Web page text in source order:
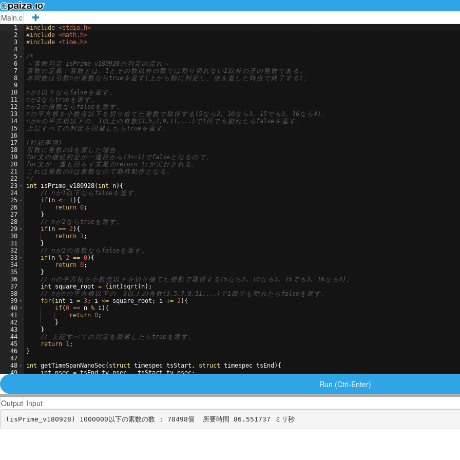
Main.c
1
2
3
4
5
6
7
8
9
10
11
12
13
14
15
16
17
18
19
20
21
22
23
24
25
26
27
28
29
30
31
32
33
34
35
36
37
38
39
40
41
42
43
44
45
46
47
48
49
#include <stdio.h>
#include <math.h>
#include <time.h>
/*
～ 素 数 判 定 isPrime_v180928の 判 定 の 流 れ ～
素 数 の 定義 ： 素 数 と は 、 1 と そ の 数 以 外 の 数 で は 割 り 切 れ な い1 以 外 の 正 の 整 数 で あ る 。
本関 数 は 引 数nが 素 数 な ら true を 返 す ( 上 か ら 順 に 判 定 し 、 値 を 返 し た 時 点 で終 了 す る ) 。
nが1 以 下 な ら false を 返 す 。
nが2な ら true を 返 す 。
nが2の 倍 数 な ら false を 返 す 。
nの 平 方 根 を 小 数 点 以 下 を 切 り 捨 て た 整 数 で 取 得 す る (5な ら2, 10な ら3, 15 で も3, 16な ら4) 。
nがnの 平 方 根 以 下 の 、 3以 上 の 奇 数 (3,5,7,9,11,...) で1 回 で も 割 れ た ら false を 返 す 。
上記 す べ て の 判 定 を 回 避 し た ら true を 返 す 。
( 特記 事 項)
引 数 に 整 数 の3 を 渡 し た場 合 、
for 文 の継続 判 定 が 一 週 目 か ら (3<=1) でfalse と な る の で 、
for 文 が 一 週 も 回 ら ず 末 尾 のreturn 1; が 実 行 さ れ る 。
こ れ は 整 数 の3は 素 数 な の で 期 待 動 作 と な る 。
*/
int
isPrime_v180928( int n) {
// nが1 以 下 な ら false を 返 す 。
if( n <= 1) {
return 0;
}
// nが2な ら true を 返 す 。
if( n == 2) {
return 1;
}
// nが2の 倍 数 な ら false を 返 す 。
if( n % 2 == 0) {
return 0;
}
// nの 平 方 根 を 小 数 点 以 下 を 切 り 捨 て た 整 数 で 取 得 す る (5な ら2, 10な ら3, 15 で も3, 16な ら4) 。
int
square_root = ( int ) sqrt ( n) ;
// nがnの 平 方 根 以 下 の 、 3以 上 の 奇 数 (3,5,7,9,11,...) で1 回 で も 割 れ た ら false を 返 す 。
for( int i = 3; i <= square_root ; i += 2) {
if(0 == n % i) {
return 0;
}
}
//
上記 す べ て の 判 定 を 回 避 し た ら true を 返 す 。
return 1;
}
int getTimeSpanNanoSec( struct timespec tsStart , struct timespec tsEnd ) {
int nsec = tsEnd.tv_nsec - tsStart.tv_nsec;
Run (Ctrl-Enter)
Output Input
(isPrime_v180928) 1000000以下の素数の数 : 78498個	所要時間 86.551737 ミリ秒